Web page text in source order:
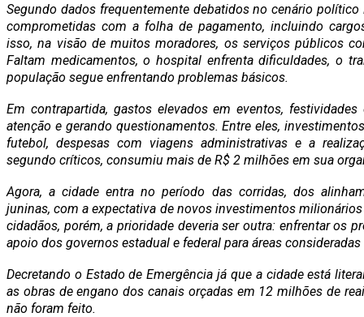
Segundo dados frequentemente debatidos no cenário
comprometidas com a folha de pagamento, incluindo
isso, na visão de muitos moradores, os serviços públicos
Faltam medicamentos, o hospital enfrenta dificuldades, o
população segue enfrentando problemas básicos.
Em contrapartida, gastos elevados em eventos,
atenção e gerando questionamentos. Entre eles,
futebol, despesas com viagens administrativas e a
segundo críticos, consumiu mais de R$ 2 milhões em sua
Agora, a cidade entra no período das corridas, dos
juninas, com a expectativa de novos investimentos milionários
cidadãos, porém, a prioridade deveria ser outra: enfrentar os
apoio dos governos estadual e federal para áreas
Decretando o Estado de Emergência já que a cidade está
as obras de engano dos canais orçadas em 12 milhões de
não foram feito.